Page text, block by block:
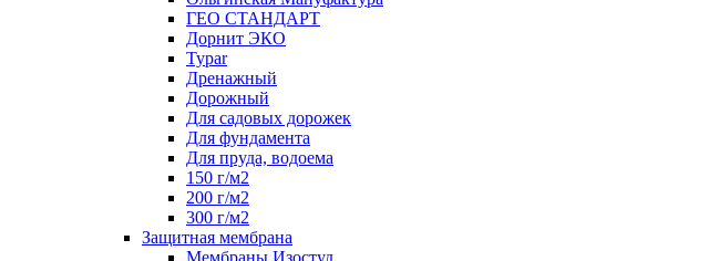
ГЕО СТАНДАРТ
Дорнит ЭКО
Typar
Дренажный
Дорожный
Для садовых дорожек
Для фундамента
Для пруда, водоема
150 г/м2
200 г/м2
300 г/м2
Защитная мембрана